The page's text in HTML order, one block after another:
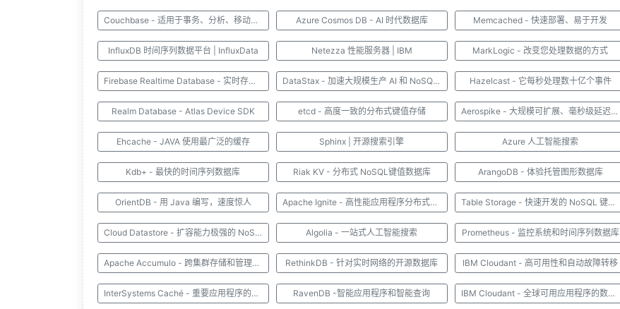
Couchbase - 适用于事务、分析、移动和 AI 应用程序 Azure Cosmos DB - AI 时代数据库 Memcached - 快速部署、易于开发
InfluxDB 时间序列数据平台 | InfluxData Netezza 性能服务器 | IBM MarkLogic - 改变您处理数据的方式
Firebase Realtime Database - 实时存储和同步数据 DataStax - 加速大规模生产 AI 和 NoSQL 数据 Hazelcast - 它每秒处理数十亿个事件
Realm Database - Atlas Device SDK etcd - 高度一致的分布式键值存储 Aerospike - 大规模可扩展、毫秒级延迟的实时数据库
Ehcache - JAVA 使用最广泛的缓存 Sphinx | 开源搜索引擎 Azure 人工智能搜索
Kdb+ - 最快的时间序列数据库 Riak KV - 分布式 NoSQL键值数据库 ArangoDB - 体验托管图形数据库
OrientDB - 用 Java 编写，速度惊人 Apache Ignite - 高性能应用程序分布式数据库 Table Storage - 快速开发的 NoSQL 键值存储
Cloud Datastore - 扩容能力极强的 NoSQL 数据库 Algolia - 一站式人工智能搜索 Prometheus - 监控系统和时间序列数据库
Apache Accumulo - 跨集群存储和管理大型数据集 RethinkDB - 针对实时网络的开源数据库 IBM Cloudant - 高可用性和自动故障转移
InterSystems Caché - 重要应用程序的数据库 RavenDB -智能应用程序和智能查询 IBM Cloudant - 全球可用应用程序的数据层